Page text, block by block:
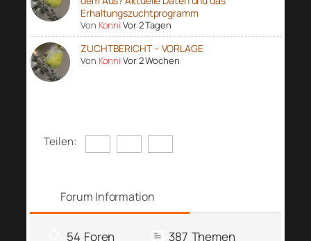
Erhaltungszuchtprogramm
Von Konni Vor 2 Tagen
ZUCHTBERICHT – VORLAGE
Von Konni Vor 2 Wochen
Teilen:
Forum Information
54 Foren 387 Themen